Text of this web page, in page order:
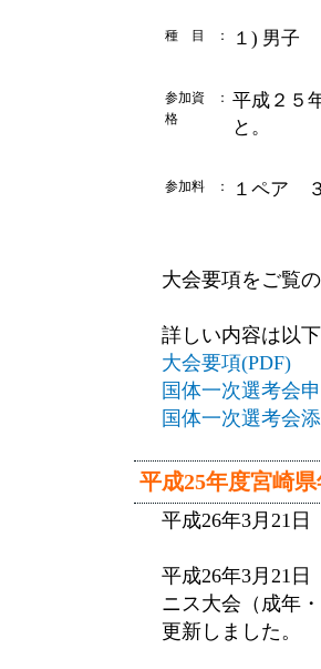
種 目 ： １) 男
参加資
格
： 平成２５
と。
参加料 ： １ペア
大会要項をご覧
詳しい内容は以
大会要項(PDF)
国体一次選考会
国体一次選考会
平成25年度宮崎
平成26年3月21
平成26年3月21
ニス大会（成年
更新しました。